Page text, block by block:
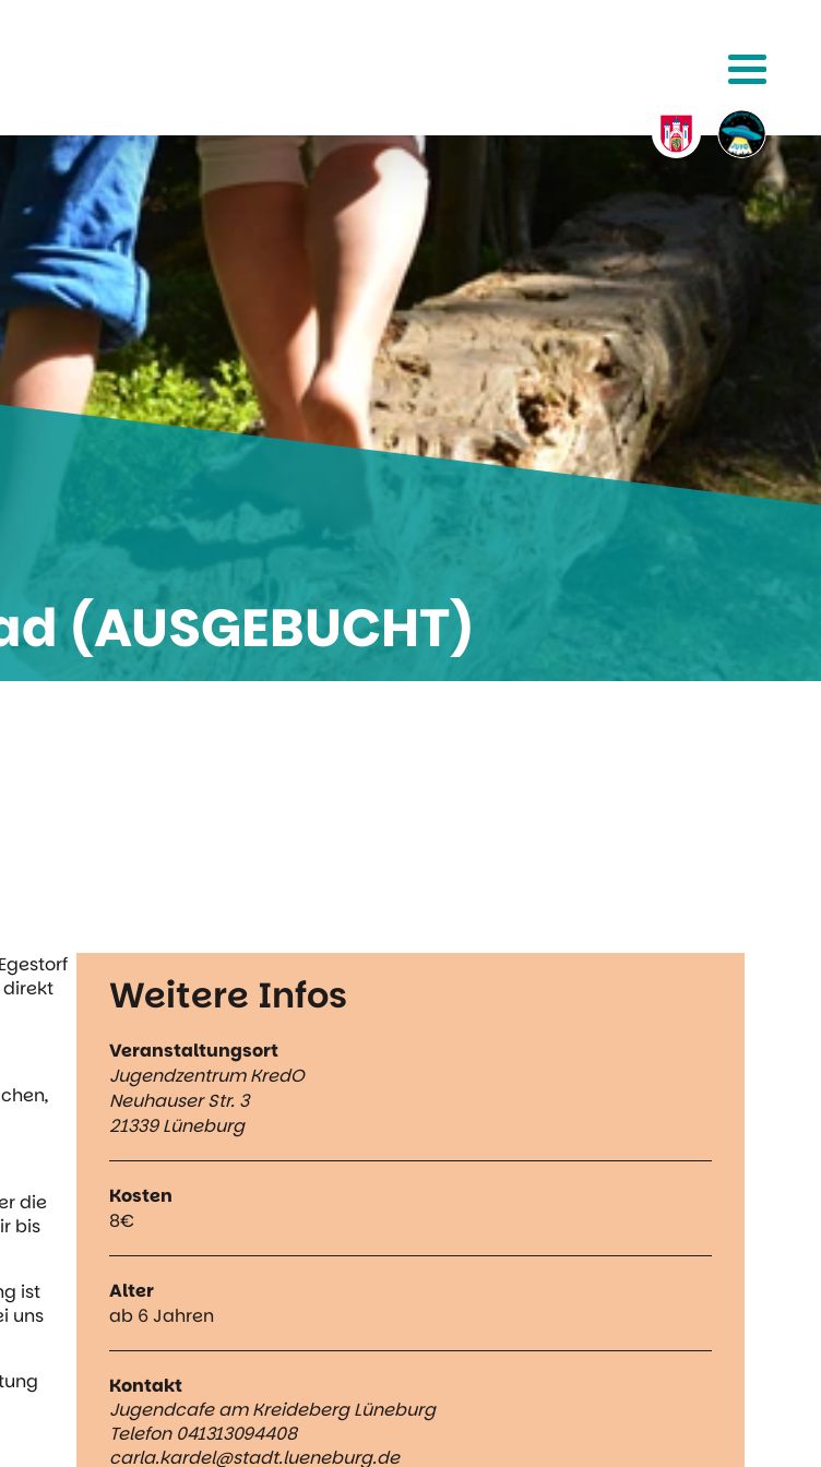
(AUSGEBUCHT)
direkt
die
bis
ist
uns
Weitere Infos
Veranstaltungsort
Jugendzentrum KredO
Neuhauser Str. 3
21339 Lüneburg
Kosten
8€
Alter
ab 6 Jahren
Kontakt
Jugendcafe am Kreideberg Lüneburg
Telefon 041313094408
carla.kardel@stadt.lueneburg.de